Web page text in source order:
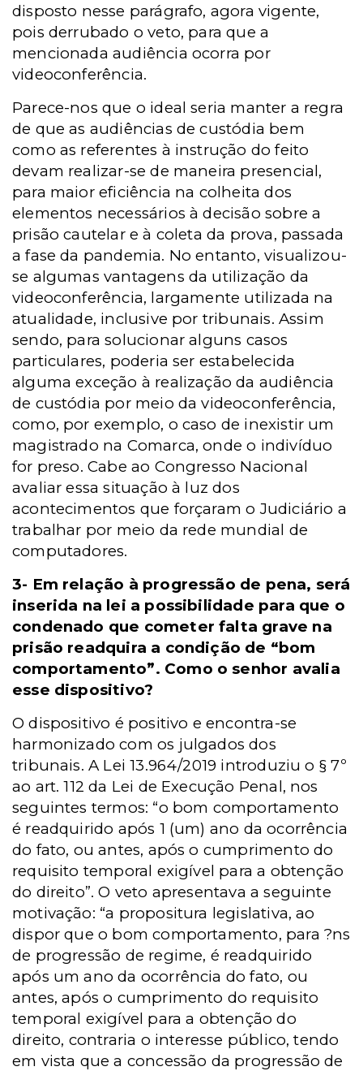
disposto nesse parágrafo, agora vigente,
pois derrubado o veto, para que a
mencionada audiência ocorra por
videoconferência.
Parece-nos que o ideal seria manter a regra
de que as audiências de custódia bem
como as referentes à instrução do feito
devam realizar-se de maneira presencial,
para maior eficiência na colheita dos
elementos necessários à decisão sobre a
prisão cautelar e à coleta da prova, passada
a fase da pandemia. No entanto, visualizou-
se algumas vantagens da utilização da
videoconferência, largamente utilizada na
atualidade, inclusive por tribunais. Assim
sendo, para solucionar alguns casos
particulares, poderia ser estabelecida
alguma exceção à realização da audiência
de custódia por meio da videoconferência,
como, por exemplo, o caso de inexistir um
magistrado na Comarca, onde o indivíduo
for preso. Cabe ao Congresso Nacional
avaliar essa situação à luz dos
acontecimentos que forçaram o Judiciário a
trabalhar por meio da rede mundial de
computadores.
3- Em relação à progressão de pena, será
inserida na lei a possibilidade para que o
condenado que cometer falta grave na
prisão readquira a condição de “bom
comportamento”. Como o senhor avalia
esse dispositivo?
O dispositivo é positivo e encontra-se
harmonizado com os julgados dos
tribunais. A Lei 13.964/2019 introduziu o § 7º
ao art. 112 da Lei de Execução Penal, nos
seguintes termos: “o bom comportamento
é readquirido após 1 (um) ano da ocorrência
do fato, ou antes, após o cumprimento do
requisito temporal exigível para a obtenção
do direito”. O veto apresentava a seguinte
motivação: “a propositura legislativa, ao
dispor que o bom comportamento, para ?ns
de progressão de regime, é readquirido
após um ano da ocorrência do fato, ou
antes, após o cumprimento do requisito
temporal exigível para a obtenção do
direito, contraria o interesse público, tendo
em vista que a concessão da progressão de